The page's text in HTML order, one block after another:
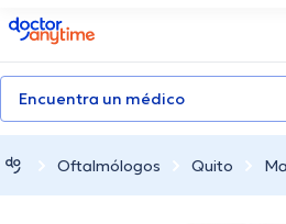
doctoranytime
Encuentra un médico
Oftalmólogos Quito